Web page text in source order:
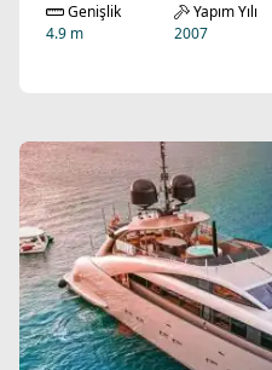
Genişlik
4.9 m
Yapım Yılı
2007